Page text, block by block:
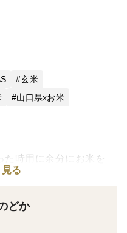
玄米
山口県xお米
時用に余分にお米を
発送が終了したため在庫
です。
る
どか